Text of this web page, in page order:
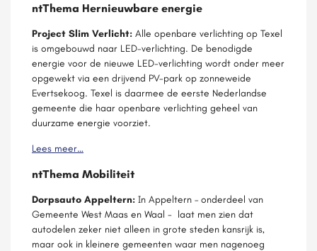
ntThema Hernieuwbare energie
Project Slim Verlicht: Alle openbare verlichting op Texel
is omgebouwd naar LED-verlichting. De benodigde
energie voor de nieuwe LED-verlichting wordt onder meer
opgewekt via een drijvend PV-park op zonneweide
Evertsekoog. Texel is daarmee de eerste Nederlandse
gemeente die haar openbare verlichting geheel van
duurzame energie voorziet.
Lees meer…
ntThema Mobiliteit
Dorpsauto Appeltern: In Appeltern – onderdeel van
Gemeente West Maas en Waal - laat men zien dat
autodelen zeker niet alleen in grote steden kansrijk is,
maar ook in kleinere gemeenten waar men nagenoeg